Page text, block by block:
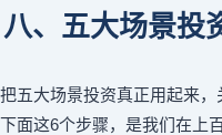
八、五大场景投
把五大场景投资真正用起来，
下面这6个步骤，是我们在上